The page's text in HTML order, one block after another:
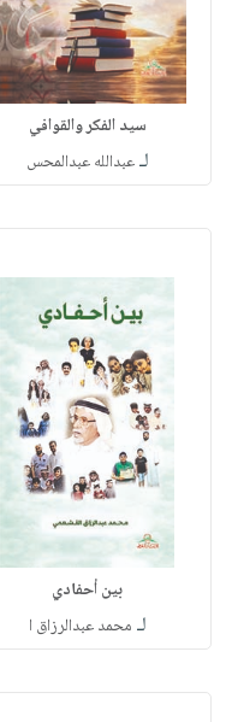
سيد الفكر والقوافي
لـعبدالله عبدالمحس
بين أحفادي
لـ محمد عبدالرزاق ا